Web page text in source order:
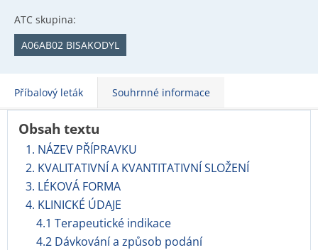
ATC skupina:
A06AB02 BISAKODYL
Příbalový leták Souhrnné informace
Obsah textu
1. NÁZEV PŘÍPRAVKU
2. KVALITATIVNÍ A KVANTITATIVNÍ SLOŽENÍ
3. LÉKOVÁ FORMA
4. KLINICKÉ ÚDAJE
4.1 Terapeutické indikace
4.2 Dávkování a způsob podání